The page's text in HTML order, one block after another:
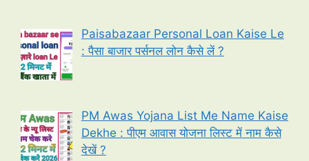
Paisabazaar Personal Loan Kaise Le
: पैसा बाजार पर्सनल लोन कैसे लें ?
PM Awas Yojana List Me Name Kaise
Dekhe : पीएम आवास योजना लिस्ट में नाम कैसे
देखें ?